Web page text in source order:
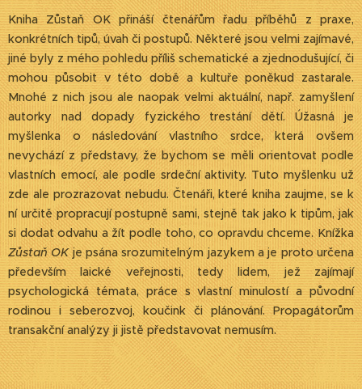
Kniha Zůstaň OK přináší čtenářům řadu příběhů z praxe,
konkrétních tipů, úvah či postupů. Některé jsou velmi zajímavé,
jiné byly z mého pohledu příliš schematické a zjednodušující, či
mohou působit v této době a kultuře poněkud zastarale.
Mnohé z nich jsou ale naopak velmi aktuální, např. zamyšlení
autorky nad dopady fyzického trestání dětí. Úžasná je
myšlenka o následování vlastního srdce, která ovšem
nevychází z představy, že bychom se měli orientovat podle
vlastních emocí, ale podle srdeční aktivity. Tuto myšlenku už
zde ale prozrazovat nebudu. Čtenáři, které kniha zaujme, se k
ní určitě propracují postupně sami, stejně tak jako k tipům, jak
si dodat odvahu a žít podle toho, co opravdu chceme. Knížka
Zůstaň OKje psána srozumitelným jazykem a je proto určena
především laické veřejnosti, tedy lidem, jež zajímají
psychologická témata, práce s vlastní minulostí a původní
rodinou i seberozvoj, koučink či plánování. Propagátorům
transakční analýzy ji jistě představovat nemusím.